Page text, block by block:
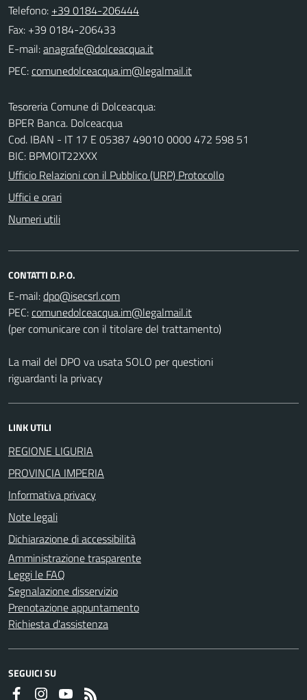
Telefono: +39 0184-206444
Fax: +39 0184-206433
E-mail:
PEC:
Tesoreria Comune di Dolceacqua:
BPER Banca. Dolceacqua
Cod. IBAN - IT 17 E 05387 49010 0000 472 598 51
BIC: BPMOIT22XXX
Ufficio Relazioni con il Pubblico (URP) Protocollo
Uffici e orari
Numeri utili
CONTATTI D.P.O.
E-mail:
PEC:
(per comunicare con il titolare del trattamento)
La mail del DPO va usata SOLO per questioni
riguardanti la privacy
LINK UTILI
REGIONE LIGURIA
PROVINCIA IMPERIA
Informativa privacy
Note legali
Dichiarazione di accessibilità
Amministrazione trasparente
Leggi le FAQ
Segnalazione disservizio
Prenotazione appuntamento
Richiesta d'assistenza
SEGUICI SU